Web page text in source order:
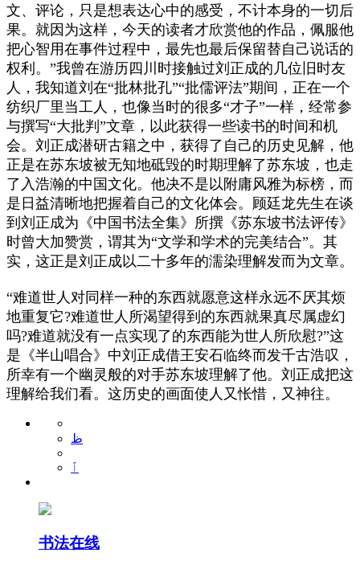
文、评论，只是想表达心中的感受，不计本身的一切后
果。就因为这样，今天的读者才欣赏他的作品，佩服他
把心智用在事件过程中，最先也最后保留替自己说话的
权利。”我曾在游历四川时接触过刘正成的几位旧时友
人，我知道刘在“批林批孔”“批儒评法”期间，正在一个
纺织厂里当工人，也像当时的很多“才子”一样，经常参
与撰写“大批判”文章，以此获得一些读书的时间和机
会。刘正成潜研古籍之中，获得了自己的历史见解，他
正是在苏东坡被无知地砥毁的时期理解了苏东坡，也走
了入浩瀚的中国文化。他决不是以附庸风雅为标榜，而
是日益清晰地把握着自己的文化体会。顾廷龙先生在谈
到刘正成为《中国书法全集》所撰《苏东坡书法评传》
时曾大加赞赏，谓其为“文学和学术的完美结合”。其
实，这正是刘正成以二十多年的濡染理解发而为文章。
“难道世人对同样一种的东西就愿意这样永远不厌其烦
地重复它?难道世人所渴望得到的东西就果真尽属虚幻
吗?难道就没有一点实现了的东西能为世人所欣慰?”这
是《半山唱合》中刘正成借王安石临终而发千古浩叹，
所幸有一个幽灵般的对手苏东坡理解了他。刘正成把这
理解给我们看。这历史的画面使人又怅惜，又神往。
ظ
ٱ
书法在线